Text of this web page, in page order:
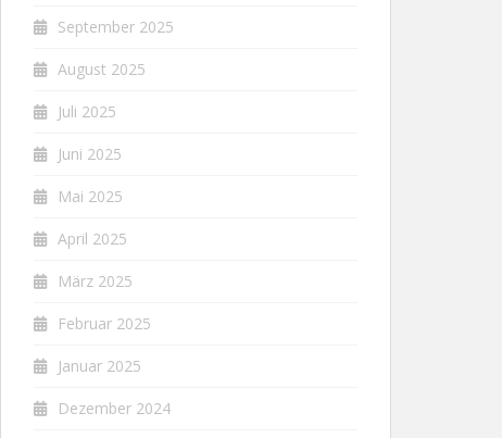
September 2025
August 2025
Juli 2025
Juni 2025
Mai 2025
April 2025
März 2025
Februar 2025
Januar 2025
Dezember 2024